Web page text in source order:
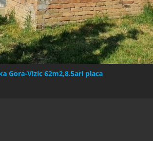
Gora-Vizic 62m2,8.5ari placa